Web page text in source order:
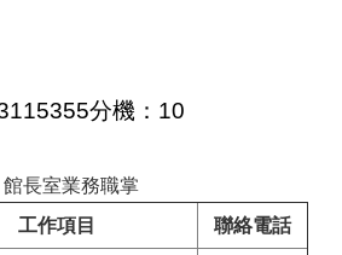
分機：10
工作項目 聯絡電話
館長室業務職掌